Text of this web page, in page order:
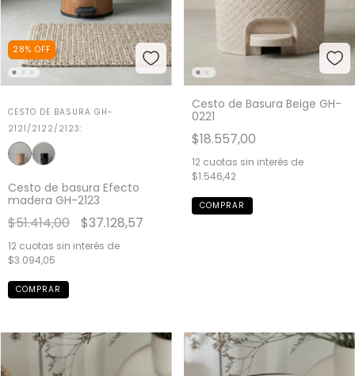
28% OFF
CESTO DE BASURA GH-
2121/2122/2123:
Cesto de basura Efecto
madera GH-2123
$51.414,00 $37.128,57
12 cuotas sin interés de
$3.094,05
Cesto de Basura Beige GH-
0221
$18.557,00
12 cuotas sin interés de
$1.546,42